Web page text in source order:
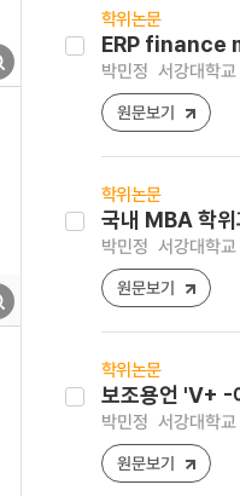
학위논문
ERP finance
박민정 서강대학
원문보기
학위논문
국내 MBA 학위
박민정 서강대학
원문보기
학위논문
보조용언 'V+ -
박민정 서강대학
원문보기